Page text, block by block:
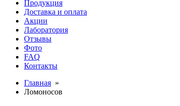
Продукция
Доставка и оплата
Акции
Лаборатория
Отзывы
Фото
FAQ
Контакты
Главная »
Ломоносов